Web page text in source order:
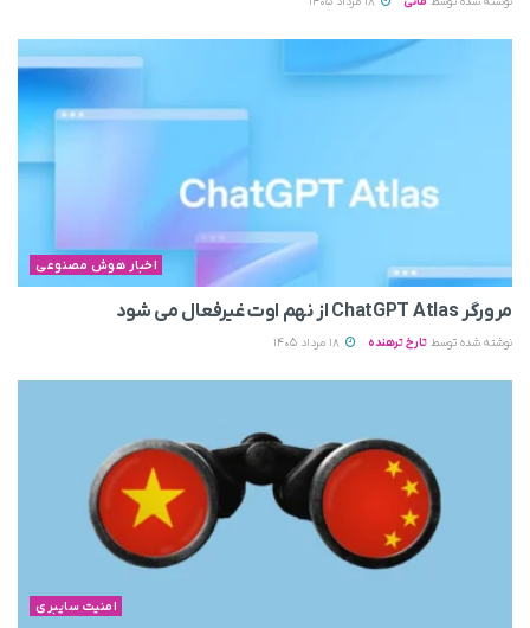
اخبار هوش مصنوعی
مرورگر ChatGPT Atlas از نهم اوت غیرفعال می‌ شود
نوشته شده توسط تارخ ترهنده
امنیت سایبری